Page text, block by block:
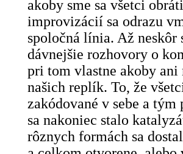
akoby sme sa všetci
improvizácií sa odrazu
spoločná línia. Až neskôr
dávnejšie rozhovory o
pri tom vlastne akoby
našich replík. To, že
zakódované v sebe a
sa nakoniec stalo
rôznych formách sa